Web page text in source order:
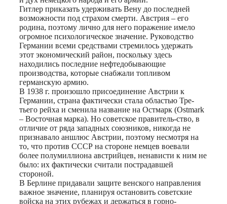
Гитлер приказать удерживать Вену до последней
возможности под страхом смерти. Австрия – его
родина, поэтому лично для него поражение имело
огромное психологическое значение. Руководство
Германии всеми средствами стремилось удержать
этот экономический район, поскольку здесь
находились последние нефтедобывающие
производства, которые снабжали топливом
германскую армию.
В 1938 г. произошло присоединение Австрии к
Германии, страна фактически стала областью Тре-
тьего рейха и сменила название на Остмарк (Ostmark
– Восточная марка). Но советское правитель-ство, в
отличие от ряда западных союзников, никогда не
признавало аншлюс Австрии, поэтому несмотря на
то, что против СССР на стороне немцев воевали
более полумиллиона австрийцев, ненависти к ним не
было: их фактически считали пострадавшей
стороной.
В Берлине придавали защите венского направления
важное значение, планируя остановить советские
войска на этих рубежах и держаться в горно-